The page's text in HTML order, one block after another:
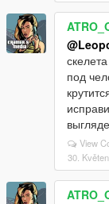
под
View
30.